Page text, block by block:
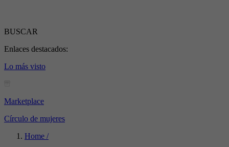
BUSCAR
Enlaces destacados:
Lo más visto
Marketplace
Círculo de mujeres
Home /